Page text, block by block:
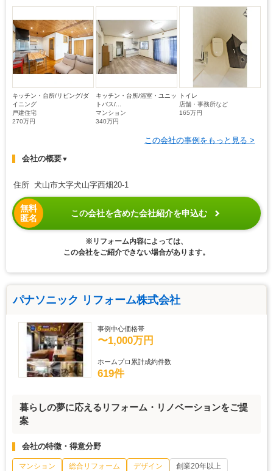
キッチン・台所/リビング/ダ
イニング
戸建住宅
270万円
キッチン・台所/浴室・ユニッ
トバス/...
マンション
340万円
トイレ
店舗・事務所など
165万円
この会社の事例をもっと見る >
会社の概要▼
住所 犬山市大字犬山字西畑20-1
無料
匿名
この会社を含めた会社紹介を申込む
※リフォーム内容によっては、
この会社をご紹介できない場合があります。
パナソニック リフォーム株式会社
事例中心価格帯
〜1,000万円
ホームプロ累計成約件数
619件
暮らしの夢に応えるリフォーム・リノベーションをご提
案
会社の特徴・得意分野
マンション 総合リフォーム デザイン
創業20年以上